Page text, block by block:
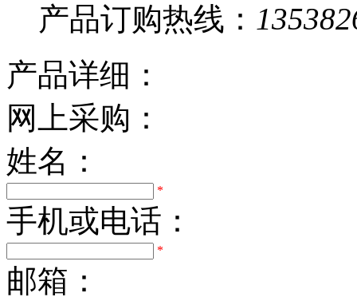
产品订购热线：
产品详细：
网上采购：
姓名：
*
手机或电话：
*
邮箱：